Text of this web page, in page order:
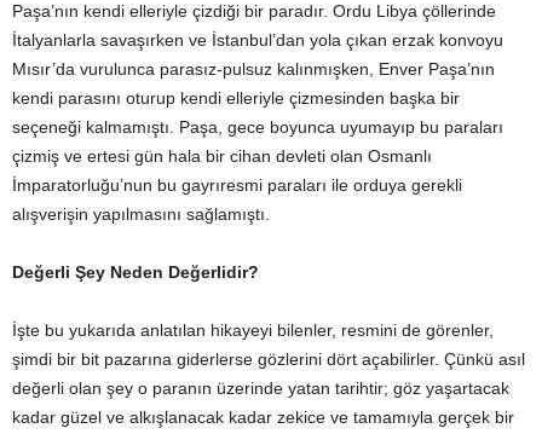
Paşa’nın kendi elleriyle çizdiği bir paradır. Ordu Libya çöllerinde
İtalyanlarla savaşırken ve İstanbul’dan yola çıkan erzak konvoyu
Mısır’da vurulunca parasız-pulsuz kalınmışken, Enver Paşa’nın
kendi parasını oturup kendi elleriyle çizmesinden başka bir
seçeneği kalmamıştı. Paşa, gece boyunca uyumayıp bu paraları
çizmiş ve ertesi gün hala bir cihan devleti olan Osmanlı
İmparatorluğu’nun bu gayrıresmi paraları ile orduya gerekli
alışverişin yapılmasını sağlamıştı.
Değerli Şey Neden Değerlidir?
İşte bu yukarıda anlatılan hikayeyi bilenler, resmini de görenler,
şimdi bir bit pazarına giderlerse gözlerini dört açabilirler. Çünkü asıl
değerli olan şey o paranın üzerinde yatan tarihtir; göz yaşartacak
kadar güzel ve alkışlanacak kadar zekice ve tamamıyla gerçek bir